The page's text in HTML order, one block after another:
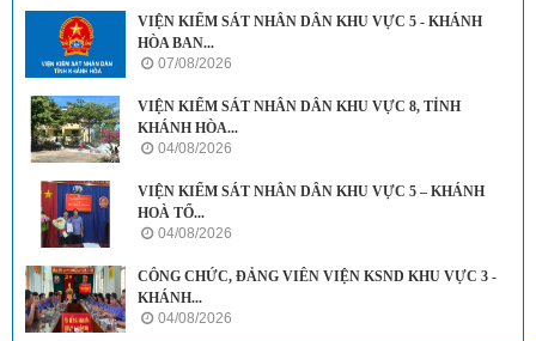
VIỆN KIỂM SÁT NHÂN DÂN KHU VỰC 5 - KHÁNH
HÒA BAN...
07/08/2026
VIỆN KIỂM SÁT NHÂN DÂN KHU VỰC 8, TỈNH
KHÁNH HÒA...
04/08/2026
VIỆN KIỂM SÁT NHÂN DÂN KHU VỰC 5 – KHÁNH
HOÀ TỔ...
04/08/2026
CÔNG CHỨC, ĐẢNG VIÊN VIỆN KSND KHU VỰC 3 -
KHÁNH...
04/08/2026